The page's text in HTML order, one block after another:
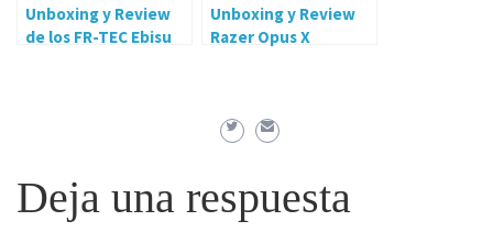
Unboxing y Review
de los FR-TEC Ebisu
Unboxing y Review
Razer Opus X
Deja una respuesta